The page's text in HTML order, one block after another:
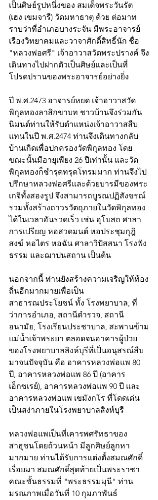
เป็นศิษย์รูปหนึ่งของ สมเด็จพระวันรัต
(เฮง เขมจารี) วัดมหาธาตุ ด้วย ต่อมาท
ราบว่าที่อำเภอบางระจัน มีพระอาจารย์
เรืองวิทยาคมและวาจาศักดิ์สิทธิ์นัก ชื่อ
"หลวงพ่อศรี" เจ้าอาวาสวัดพระปรางค์ จึง
เดินทางไปฝากตัวเป็นศิษย์และเป็นที่
โปรดปรานของพระอาจารย์อย่างยิ่ง
ปี พ.ศ.2473 อาจารย์หยด เจ้าอาวาสวัด
พิกุลทองลาสิกขาบท ชาวบ้านจึงร่วมกัน
นิมนต์ท่านให้รับตำแหน่งเจ้าอาวาสสืบ
แทนในปี พ.ศ.2474 ท่านจึงเดินทางกลับ
บ้านเกิดเพื่อปกครองวัดพิกุลทอง โดย
ขณะนั้นมีอายุเพียง 26 ปีเท่านั้น และวัด
พิกุลทองก็ชำรุดทรุดโทรมมาก ท่านจึงไป
ปรึกษาหลวงพ่อศรีและด้วยบารมีของพระ
เกจิทั้งสองรูป จึงสามารถบูรณปฏิสังขรณ์
รวมทั้งสร้างถาวรวัตถุภายในวัดพิกุลทอง
ได้ในเวลาอันรวดเร็ว เช่น อุโบสถ ศาลา
การเปรียญ หอสวดมนต์ หอประชุมกุฎิ
สงฆ์ หอไตร หอฉัน ศาลาวิปัสสนา โรงฟัง
ธรรม และฌาปนสถาน เป็นต้น
นอกจากนี้ ท่านยังสร้างความเจริญให้ท้อง
ถิ่นอีกมากมายเพื่อเป็น
สาธารณประโยชน์ ทั้ง โรงพยาบาล, ที่
ว่าการอำเภอ, สถานีตำรวจ, สถานี
อนามัย, โรงเรียนประชาบาล, สะพานข้าม
แม่น้ำเจ้าพระยา ตลอดจนอาคารผู้ป่วย
ของโรงพยาบาลสิงห์บุรีที่เป็นอนุสรณ์สืบ
มาจนปัจจุบัน คือ อาคารหลวงพ่อแพ 80
ปี, อาคารหลวงพ่อแพ 86 ปี (อาคาร
เอ็กซเรย์), อาคารหลวงพ่อแพ 90 ปี และ
อาคารหลวงพ่อแพ เขมังกโร ที่โดดเด่น
เป็นสง่าภายในโรงพยาบาลสิงห์บุรี
หลวงพ่อแพเป็นที่เคารพศรัทธาของ
สาธุชนโดยถ้วนหน้า มีลูกศิษย์ลูกหา
มากมาย ท่านได้รับการแต่งตั้งสมณศักดิ์
เรื่อยมา สมณศักดิ์สุดท้ายเป็นพระราชา
คณะชั้นธรรมที่ "พระธรรมมุนี" ท่าน
มรณภาพเมื่อวันที่ 10 กุมภาพันธ์